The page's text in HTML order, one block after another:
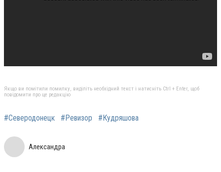
Якщо ви помітили помилку, виділіть необхідний текст і натисніть Ctrl + Enter, щоб
повідомити про це редакцію
#Северодонецк #Ревизор #Кудряшова
Александра